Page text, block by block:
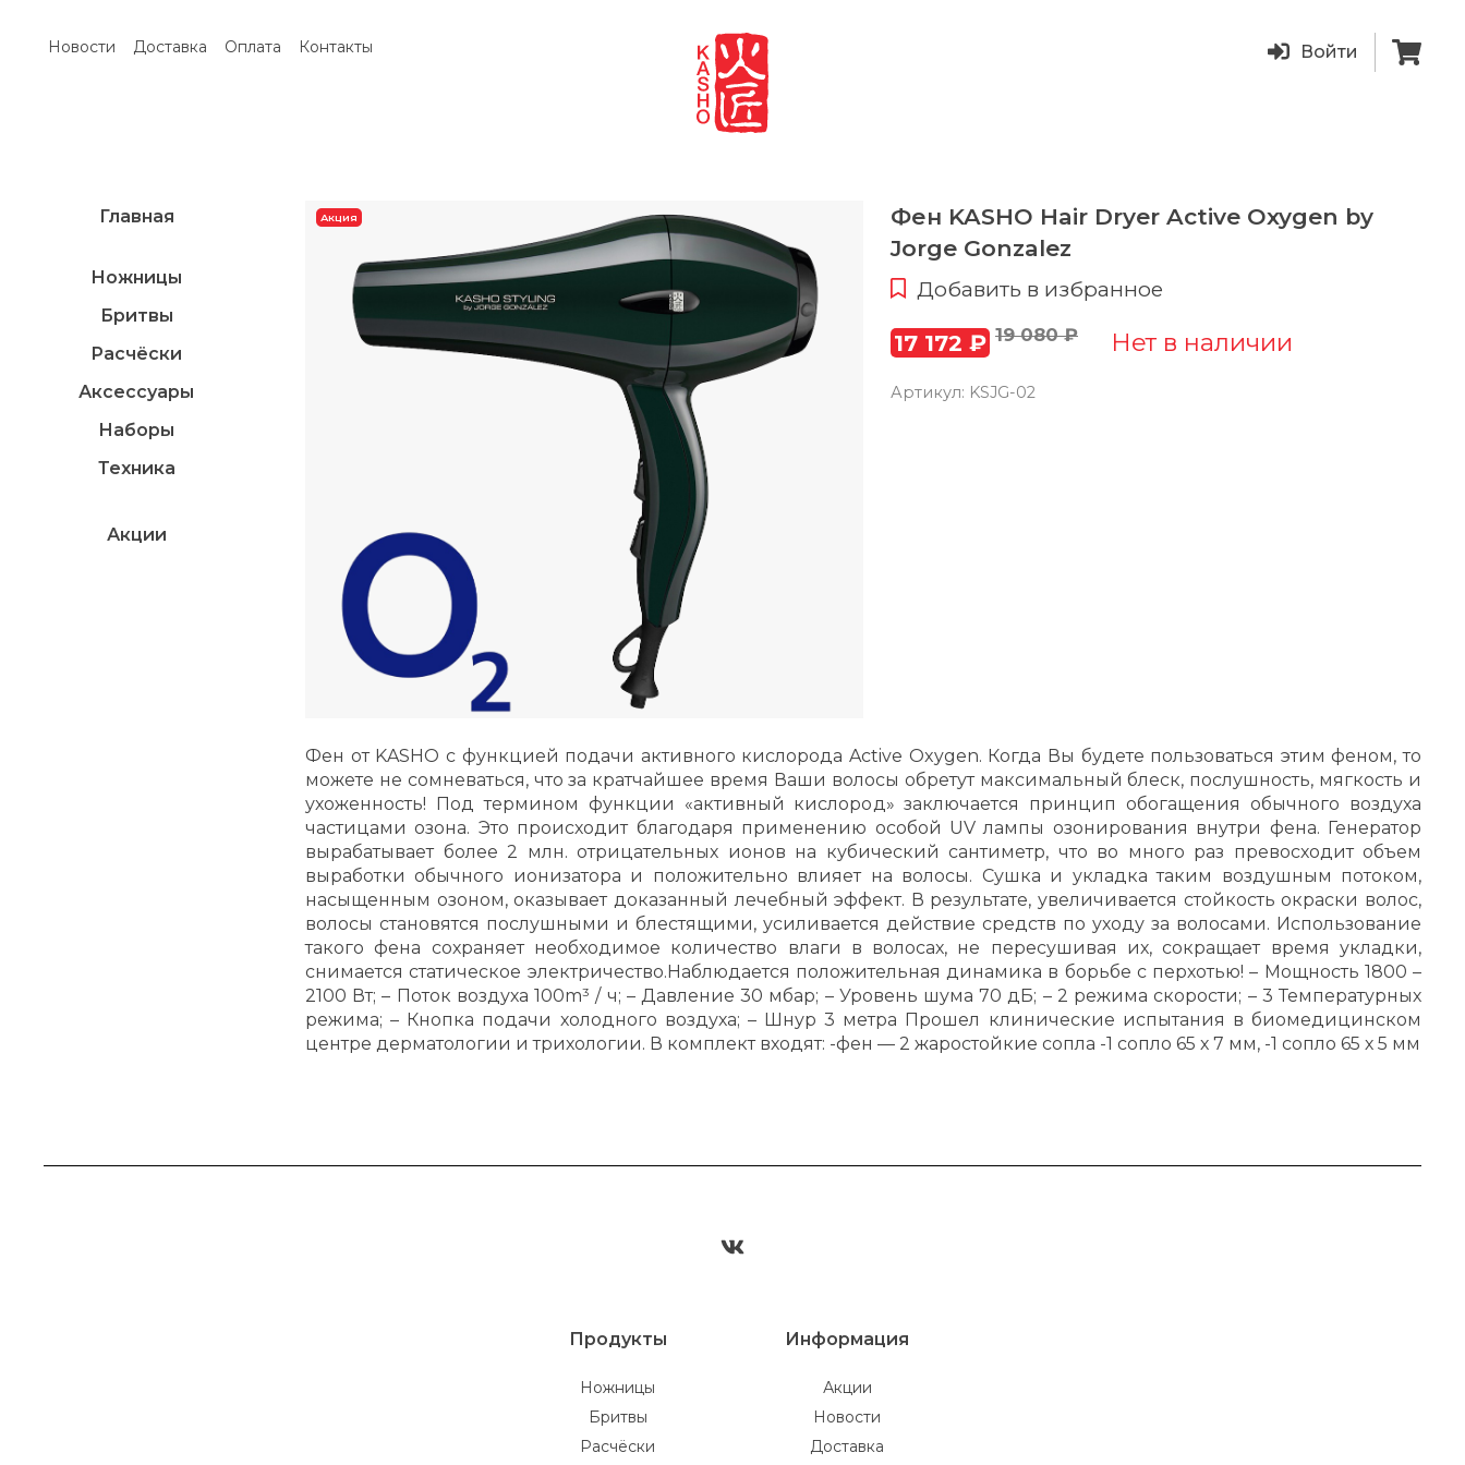
Новости Доставка Оплата Контакты Войти
Главная
Ножницы
Бритвы
Расчёски
Аксессуары
Наборы
Техника
Акции
Акция
Фен KASHO Hair Dryer Active Oxygen by
Jorge Gonzalez
Добавить в избранное
17 172 ₽ 19 080 ₽ Нет в наличии
Артикул: KSJG-02
Фен от KASHO c функцией подачи активного кислорода Active Oxygen. Когда Вы будете пользоваться этим феном, то
можете не сомневаться, что за кратчайшее время Ваши волосы обретут максимальный блеск, послушность, мягкость и
ухоженность! Под термином функции «активный кислород» заключается принцип обогащения обычного воздуха
частицами озона. Это происходит благодаря применению особой UV лампы озонирования внутри фена. Генератор
вырабатывает более 2 млн. отрицательных ионов на кубический сантиметр, что во много раз превосходит объем
выработки обычного ионизатора и положительно влияет на волосы. Сушка и укладка таким воздушным потоком,
насыщенным озоном, оказывает доказанный лечебный эффект. В результате, увеличивается стойкость окраски волос,
волосы становятся послушными и блестящими, усиливается действие средств по уходу за волосами. Использование
такого фена сохраняет необходимое количество влаги в волосах, не пересушивая их, сокращает время укладки,
снимается статическое электричество.Наблюдается положительная динамика в борьбе с перхотью! – Мощность 1800 –
2100 Вт; – Поток воздуха 100m³ / ч; – Давление 30 мбар; – Уровень шума 70 дБ; – 2 режима скорости; – 3 Температурных
режима; – Кнопка подачи холодного воздуха; – Шнур 3 метра Прошел клинические испытания в биомедицинском
центре дерматологии и трихологии. В комплект входят: -фен — 2 жаростойкие сопла -1 сопло 65 х 7 мм, -1 сопло 65 х 5 мм
Продукты
Ножницы
Бритвы
Расчёски
Информация
Акции
Новости
Доставка